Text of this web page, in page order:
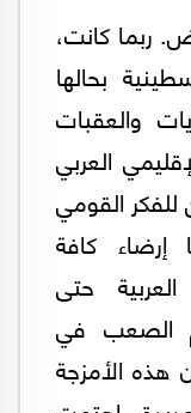
ربما كانت،
بحالها
والعقبات
العربي
القومي
إرضاء كافة
العربية حتى
الصعب في
هذه الأمزجة